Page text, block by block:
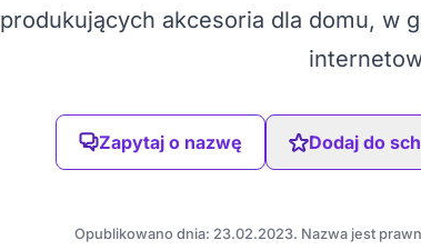
produkujących akcesoria dla domu, w
Zapytaj o nazwę Dodaj do
Opublikowano dnia: 23.02.2023. Nazwa jest